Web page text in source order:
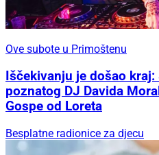
Ove subote u Primoštenu
Iščekivanju je došao
poznatog DJ Davida
Gospe od Loreta
Besplatne radionice za djecu